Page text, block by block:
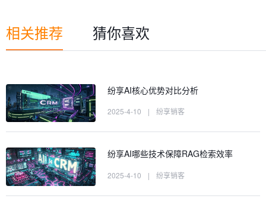
相关推荐 猜你喜欢
纷享AI核心优势对比分析
2025-4-10 | 纷享销客
纷享AI哪些技术保障RAG检索效率
2025-4-10 | 纷享销客